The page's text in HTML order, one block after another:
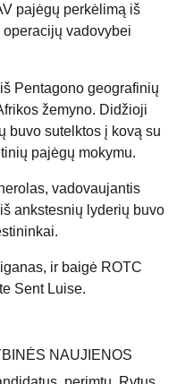
pajėgų perkėlimą iš
vadovybei
Pentagono geografinių
žemyno. Didžioji
buvo sutelktos į kovą su
pajėgų mokymu.
vadovaujantis
ankstesnių lyderių buvo
ir baigė ROTC
Sent Luise.
NAUJIENOS